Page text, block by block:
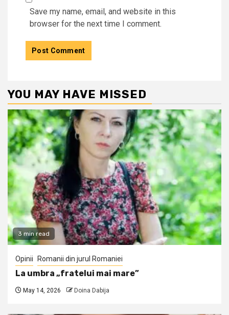
Save my name, email, and website in this
browser for the next time I comment.
YOU MAY HAVE MISSED
3 min read
Opinii Romanii din jurul Romaniei
La umbra „fratelui mai mare”
May 14, 2026 Doina Dabija